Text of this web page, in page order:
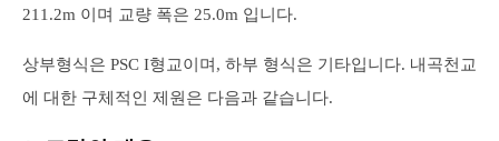
211.2m 이며 교량 폭은 25.0m 입니다.
상부형식은 PSC I형교이며, 하부 형식은 기타입니다. 내곡천교
에 대한 구체적인 제원은 다음과 같습니다.